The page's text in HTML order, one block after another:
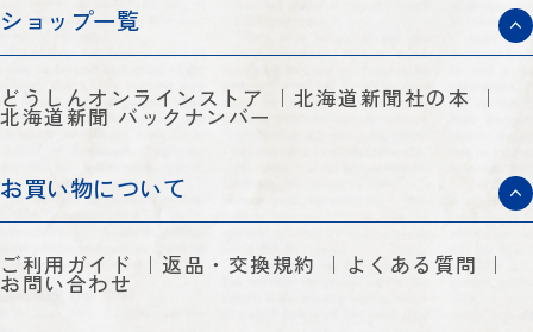
ショップ一覧
どうしんオンラインストア 北海道新聞社の本
北海道新聞 バックナンバー
お買い物について
ご利用ガイド 返品・交換規約 よくある質問
お問い合わせ